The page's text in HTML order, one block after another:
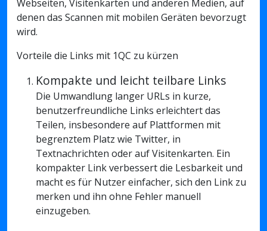
Webseiten, Visitenkarten und anderen Medien, auf
denen das Scannen mit mobilen Geräten bevorzugt
wird.
Vorteile die Links mit 1QC zu kürzen
Kompakte und leicht teilbare Links
Die Umwandlung langer URLs in kurze,
benutzerfreundliche Links erleichtert das
Teilen, insbesondere auf Plattformen mit
begrenztem Platz wie Twitter, in
Textnachrichten oder auf Visitenkarten. Ein
kompakter Link verbessert die Lesbarkeit und
macht es für Nutzer einfacher, sich den Link zu
merken und ihn ohne Fehler manuell
einzugeben.